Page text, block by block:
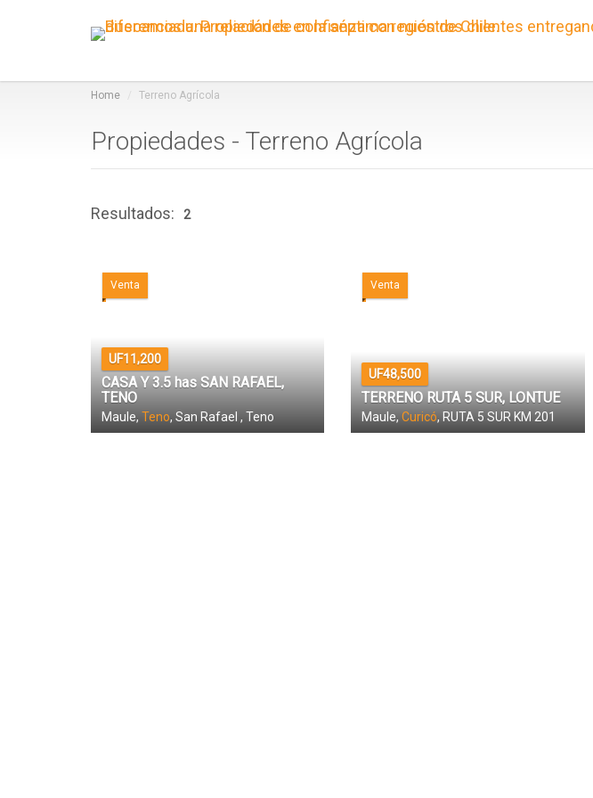
Home Terreno Agrícola
Propiedades - Terreno Agrícola
Resultados: 2
Venta
UF11,200
CASA Y 3.5 has SAN RAFAEL,
TENO
Maule, Teno, San Rafael , Teno
Venta
UF48,500
TERRENO RUTA 5 SUR, LONTUE
Maule,Curicó, RUTA 5 SUR KM 201